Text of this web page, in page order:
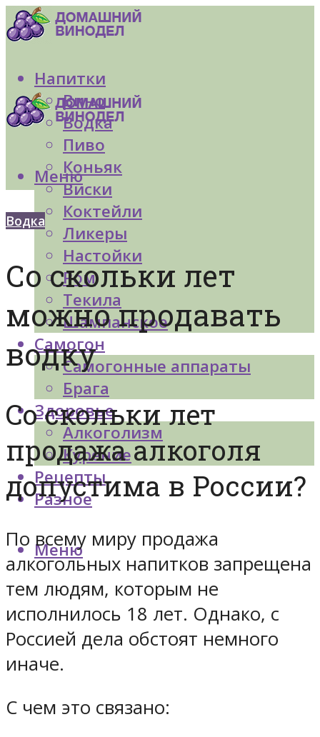
Напитки
Вино
Водка
Пиво
Коньяк
Виски
Коктейли
Ликеры
Настойки
Ром
Текила
Шампанское
Самогон
Самогонные аппараты
Брага
Здоровье
Алкоголизм
Курение
Рецепты
Разное
Меню
Меню
Водка
Со скольки лет
можно продавать
водку
Со скольки лет
продажа алкоголя
допустима в России?
По всему миру продажа
алкогольных напитков запрещена
тем людям, которым не
исполнилось 18 лет. Однако, с
Россией дела обстоят немного
иначе.
С чем это связано: